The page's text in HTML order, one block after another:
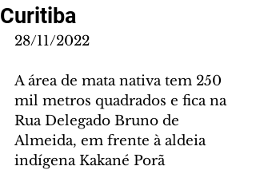
Curitiba
28/11/2022
A área de mata nativa tem 250
mil metros quadrados e fica na
Rua Delegado Bruno de
Almeida, em frente à aldeia
indígena Kakané Porã